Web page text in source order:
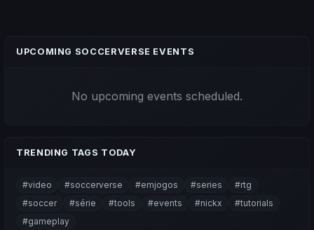
UPCOMING SOCCERVERSE EVENTS
No upcoming events scheduled.
TRENDING TAGS TODAY
#video #soccerverse #emjogos #series
#rtg
#soccer
#série #tools #events #nickx
#tutorials
#gameplay